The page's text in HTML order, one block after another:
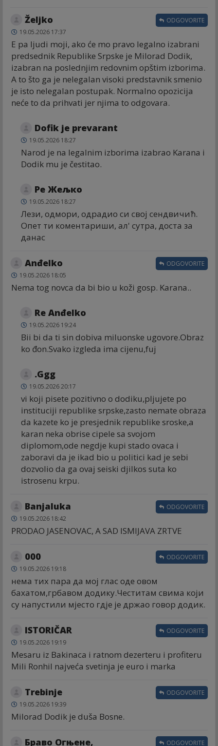
Željko
19.05.2026 17:37
E pa ljudi moji, ako će mo pravo legalno izabrani
predsednik Republike Srpske je Milorad Dodik,
izabran na poslednjim redovnim opštim izborima.
A to što ga je nelegalan visoki predstavnik smenio
je isto nelegalan postupak. Normalno opozicija
neće to da prihvati jer njima to odgovara.
ODGOVORITE
Dofik je prevarant
19.05.2026 18:27
Narod je na legalnim izborima izabrao Karana i
Dodik mu je čestitao.
Ре Жељко
19.05.2026 18:27
Лези, одмори, одрадио си свој сендвичић.
Опет ти коментариши, ал' сутра, доста за
данас
Anđelko
19.05.2026 18:05
Nema tog novca da bi bio u koži gosp. Karana..
ODGOVORITE
Re Anđelko
19.05.2026 19:24
Bii bi da ti sin dobiva miluonske ugovore.Obraz
ko đon.Svako izgleda ima cijenu,fuj
.Ggg
19.05.2026 20:17
vi koji pisete pozitivno o dodiku,pljujete po
instituciji republike srpske,zasto nemate obraza
da kazete ko je presjednik republike sroske,a
karan neka obrise cipele sa svojom
diplomom,ode negdje kupi stado ovaca i
zaboravi da je ikad bio u politici kad je sebi
dozvolio da ga ovaj seiski djilkos suta ko
istrosenu krpu.
Banjaluka
19.05.2026 18:42
PRODAO JASENOVAC, A SAD ISMIJAVA ZRTVE
ODGOVORITE
000
19.05.2026 19:18
нема тих пара да мој глас оде овом
бахатом,грбавом додику.Честитам свима који
су напустили мјесто гдје је држао говор додик.
ODGOVORITE
ISTORIČAR
19.05.2026 19:19
Mesaru iz Bakinaca i ratnom dezerteru i profiteru
Mili Ronhil najveća svetinja je euro i marka
ODGOVORITE
Trebinje
19.05.2026 19:39
Milorad Dodik je duša Bosne.
ODGOVORITE
Браво Огњене, ODGOVORITE